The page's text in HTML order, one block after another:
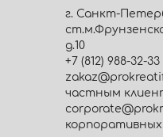
г. Санкт-
д.10
+7 (812) 988-32-33
частным